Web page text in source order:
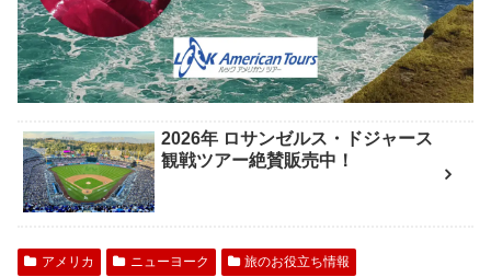
2026年 ロサンゼルス・ドジャース
観戦ツアー絶賛販売中！
アメリカ ニューヨーク
旅のお役立ち情報